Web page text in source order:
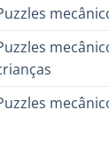
393 peças